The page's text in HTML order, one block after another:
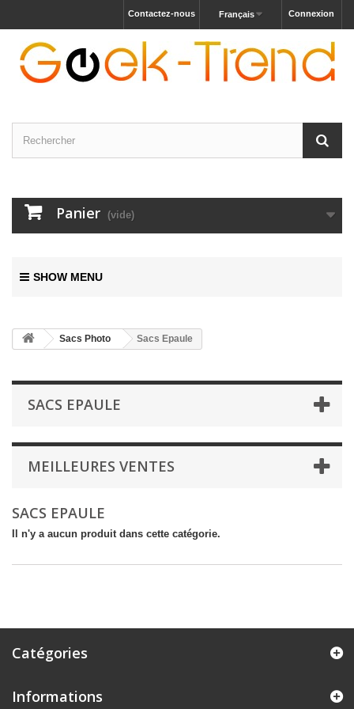
Connexion
Français
Contactez-nous
Panier (vide)
SHOW MENU
Sacs Photo Sacs Epaule
SACS EPAULE
MEILLEURES VENTES
SACS EPAULE
Il n'y a aucun produit dans cette catégorie.
Catégories
Informations